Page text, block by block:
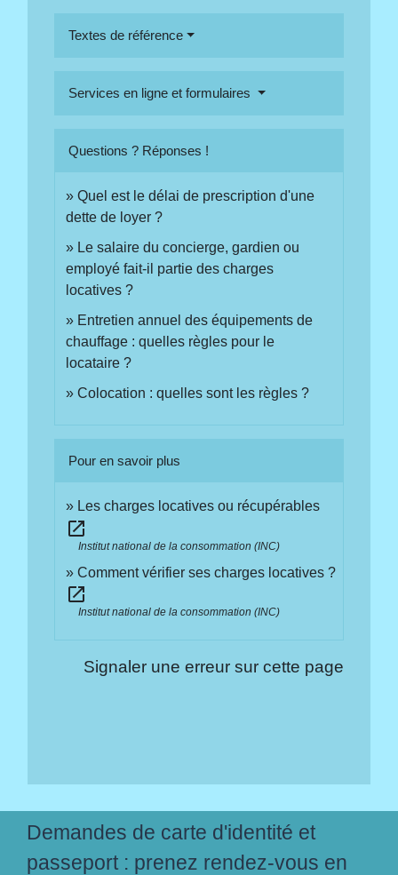
Textes de référence
Services en ligne et formulaires
Questions ? Réponses !
Quel est le délai de prescription d'une
dette de loyer ?
Le salaire du concierge, gardien ou
employé fait-il partie des charges
locatives ?
Entretien annuel des équipements de
chauffage : quelles règles pour le
locataire ?
Colocation : quelles sont les règles ?
Pour en savoir plus
Les charges locatives ou récupérables
open_in_new
Institut national de la consommation (INC)
Comment vérifier ses charges locatives ?
open_in_new
Institut national de la consommation (INC)
Signaler une erreur sur cette page
Demandes de carte d'identité et
passeport : prenez rendez-vous en